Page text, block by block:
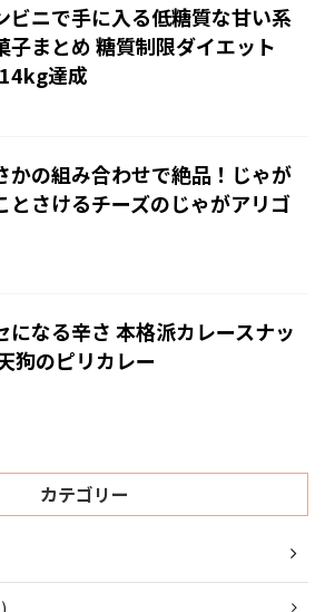
ビニで手に入る低糖質な甘い系
子まとめ 糖質制限ダイエット
達成
かの組み合わせで絶品！じゃが
とさけるチーズのじゃがアリゴ
になる辛さ 本格派カレースナッ
狗のピリカレー
カテゴリー